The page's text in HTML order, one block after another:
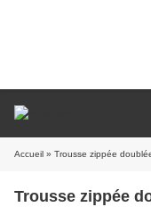
Accueil » Trousse zippée
Trousse zippée